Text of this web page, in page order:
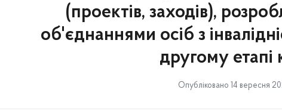
(проектів, заходів),
об'єднаннями осіб з
другому етапі
Опубліковано 14 вересня